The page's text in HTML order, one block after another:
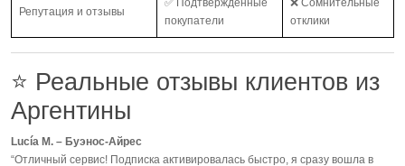
Репутация и отзывы
покупатели
отклики
⭐ Реальные отзывы клиентов из
Аргентины
Lucía M. – Буэнос-Айрес
“Отличный сервис! Подписка активировалась быстро, я сразу вошла в